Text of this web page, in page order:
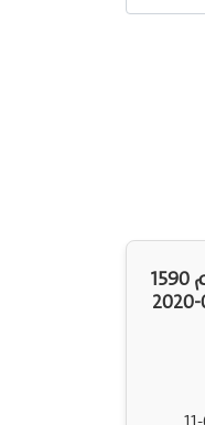
قرار مجلس الوزراء رقم 1590